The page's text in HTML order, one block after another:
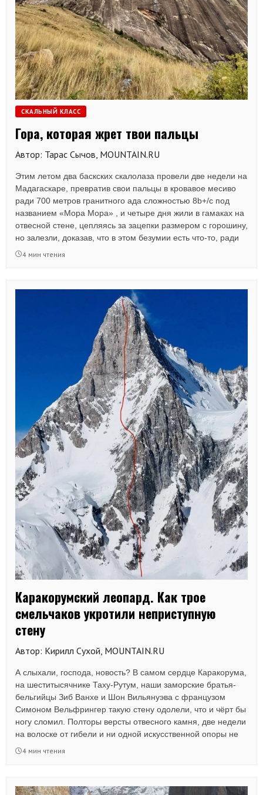
СКАЛЬНЫЙ КЛАСС
Гора, которая жрет твои пальцы
Автор: Тарас Сычов, MOUNTAIN.RU
Этим летом два баскских скалолаза провели две недели на
Мадагаскаре, превратив свои пальцы в кровавое месиво
ради 700 метров гранитного ада сложностью 8b+/c под
названием «Мора Мора» , и четыре дня жили в гамаках на
отвесной стене, цепляясь за зацепки размером с горошину,
но залезли, доказав, что в этом безумии есть что-то, ради
чего стоит терять кожу и спать под открытым небом на
4 мин чтения
Каракорумский леопард. Как трое
смельчаков укротили неприступную
стену
Автор: Кирилл Сухой, MOUNTAIN.RU
А слыхали, господа, новость? В самом сердце Каракорума,
на шеститысячнике Таху-Рутум, наши заморские братья-
бельгийцы Зиб Ванхе и Шон Вильянуэва с французом
Симоном Вельфрингер такую стену одолели, что и чёрт бы
ногу сломил. Полторы версты отвесного камня, две недели
на волоске от гибели и ни одной искусственной опоры не
использовали — вот вам и вся арифметика!
4 мин чтения